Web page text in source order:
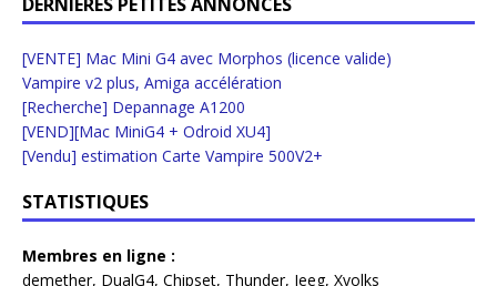
[VENTE] Mac Mini G4 avec Morphos (licence valide)
Vampire v2 plus, Amiga accélération
[Recherche] Depannage A1200
[VEND][Mac MiniG4 + Odroid XU4]
[Vendu] estimation Carte Vampire 500V2+
STATISTIQUES
Membres en ligne :
demether, DualG4, Chipset, Thunder, Jeeg, Xvolks